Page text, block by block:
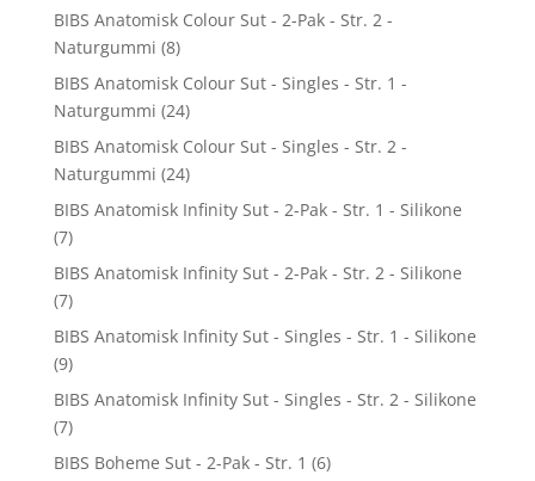
BIBS Anatomisk Colour Sut - 2-Pak - Str. 2 -
Naturgummi (8)
BIBS Anatomisk Colour Sut - Singles - Str. 1 -
Naturgummi (24)
BIBS Anatomisk Colour Sut - Singles - Str. 2 -
Naturgummi (24)
BIBS Anatomisk Infinity Sut - 2-Pak - Str. 1 - Silikone
(7)
BIBS Anatomisk Infinity Sut - 2-Pak - Str. 2 - Silikone
(7)
BIBS Anatomisk Infinity Sut - Singles - Str. 1 - Silikone
(9)
BIBS Anatomisk Infinity Sut - Singles - Str. 2 - Silikone
(7)
BIBS Boheme Sut - 2-Pak - Str. 1 (6)